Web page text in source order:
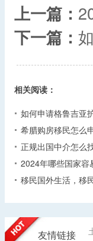
上一篇：
下一篇：
相关阅读：
如何申请格鲁吉亚
希腊购房移民怎么
正规出国中介怎么
2024年哪些国家容
移民国外生活，移
友情链接